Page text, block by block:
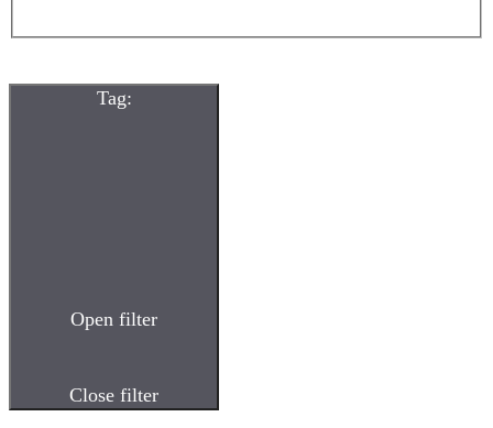
Tag:
Open filter
Close filter